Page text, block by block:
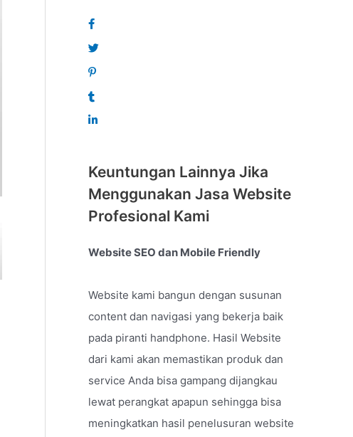
Keuntungan Lainnya Jika
Menggunakan Jasa Website
Profesional Kami
Website SEO dan Mobile Friendly
Website kami bangun dengan susunan
content dan navigasi yang bekerja baik
pada piranti handphone. Hasil Website
dari kami akan memastikan produk dan
service Anda bisa gampang dijangkau
lewat perangkat apapun sehingga bisa
meningkatkan hasil penelusuran website